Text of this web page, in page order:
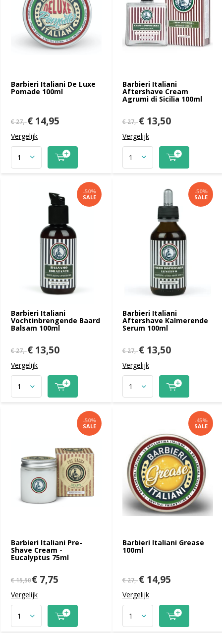
Barbieri Italiani De Luxe
Pomade 100ml
€ 27,-€ 14,95
Vergelijk
Barbieri Italiani
Aftershave Cream
Agrumi di Sicilia 100ml
€ 27,-€ 13,50
Vergelijk
Barbieri Italiani
Vochtinbrengende Baard
Balsam 100ml
-50%
SALE
€ 27,-€ 13,50
Vergelijk
Barbieri Italiani
Aftershave Kalmerende
Serum 100ml
-50%
SALE
€ 27,-€ 13,50
Vergelijk
Barbieri Italiani Pre-
Shave Cream -
Eucalyptus 75ml
-50%
SALE
€ 15,50€ 7,75
Vergelijk
Barbieri Italiani Grease
100ml
-45%
SALE
€ 27,-€ 14,95
Vergelijk